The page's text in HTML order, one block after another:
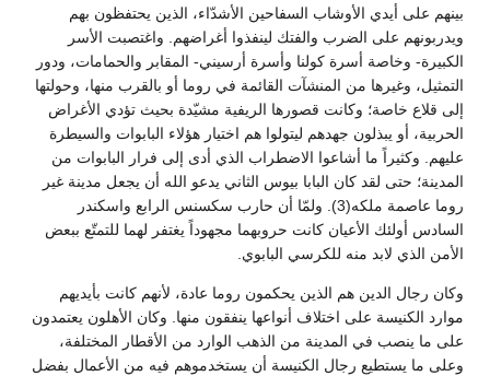
بينهم على أيدي الأوشاب السفاحين الأشدّاء، الذين يحتفظون بهم
ويدربونهم على الضرب والفتك لينفذوا أغراضهم. واغتصبت الأسر
الكبيرة- وخاصة أسرة كولنا وأسرة أرسيني- المقابر والحمامات، ودور
التمثيل، وغيرها من المنشآت القائمة في روما أو بالقرب منها، وحولتها
إلى قلاع خاصة؛ وكانت قصورها الريفية مشيّدة بحيث تؤدي الأغراض
الحربية، أو يبذلون جهدهم ليتولوا هم اختيار هؤلاء البابوات والسيطرة
عليهم. وكثيراً ما أشاعوا الاضطراب الذي أدى إلى فرار البابوات من
المدينة؛ حتى لقد كان البابا بيوس الثاني يدعو الله أن يجعل مدينة غير
روما عاصمة ملكه(3). ولمّا أن حارب سكسنس الرابع واسكندر
السادس أولئك الأعيان كانت حروبهما مجهوداً يغتفر لهما للتمتّع ببعض
الأمن الذي لابد منه للكرسي البابوي.
وكان رجال الدين هم الذين يحكمون روما عادة، لأنهم كانت بأيديهم
موارد الكنيسة على اختلاف أنواعها ينفقون منها. وكان الأهلون يعتمدون
على ما ينصب في المدينة من الذهب الوارد من الأقطار المختلفة،
وعلى ما يستطيع رجال الكنيسة أن يستخدموهم فيه من الأعمال بفضل